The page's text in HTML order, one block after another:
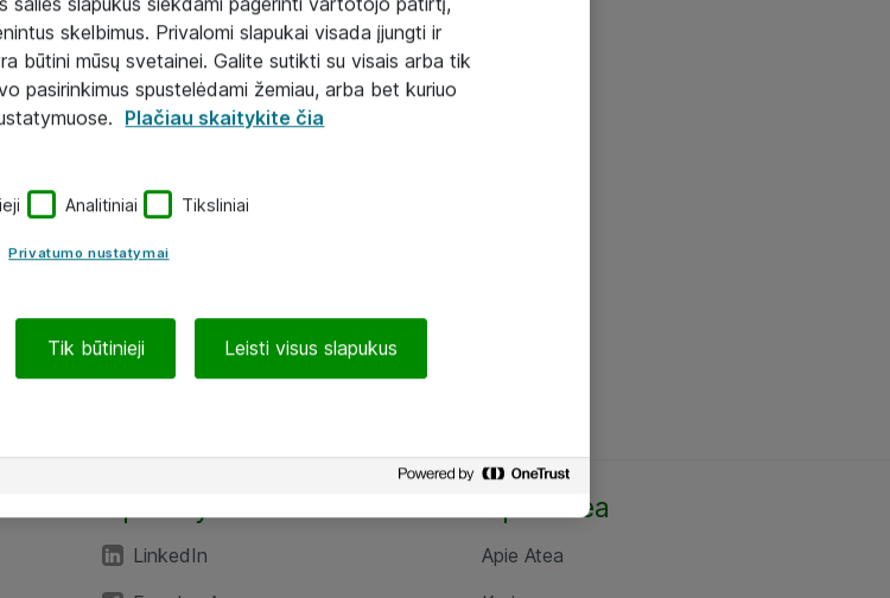
LinkedIn
Apie Atea
Apie Atea
skelbimus. Privalomi slapukai visada įjungti ir
būtini mūsų svetainei. Galite sutikti su visais arba tik
pasirinkimus spustelėdami žemiau, arba bet kuriuo
Plačiau skaitykite čia
Analitiniai Tiksliniai
Privatumo nustatymai
Tik būtinieji Leisti visus slapukus